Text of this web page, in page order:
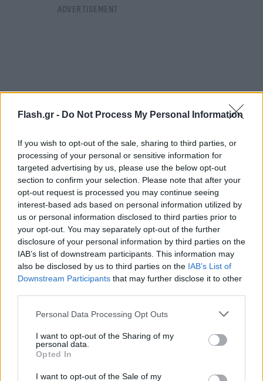
Flash.gr - Do Not Process My Personal Information
If you wish to opt-out of the sale, sharing to third parties, or
processing of your personal or sensitive information for
targeted advertising by us, please use the below opt-out
section to confirm your selection. Please note that after your
opt-out request is processed you may continue seeing
interest-based ads based on personal information utilized by
us or personal information disclosed to third parties prior to
your opt-out. You may separately opt-out of the further
disclosure of your personal information by third parties on the
IAB’s list of downstream participants. This information may
also be disclosed by us to third parties on the IAB’s List of
Downstream Participants that may further disclose it to other
Please note that this website/app uses one or more Google
not limited to your visit or usage behaviour. You may click to
grant or deny consent to Google and its third-party tags to
use your data for below specified purposes in below Google
consent section.
Personal Data Processing Opt Outs
I want to opt-out of the Sharing of my
personal data.
Opted In
I want to opt-out of the Sale of my
FLASH FOCUS